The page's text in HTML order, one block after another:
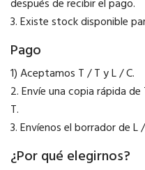
después de recibir el pago.
3. Existe stock disponible
Pago
1) Aceptamos T / T y L / C.
2. Envíe una copia rápida
T.
3. Envíenos el borrador de
¿Por qué elegirnos?